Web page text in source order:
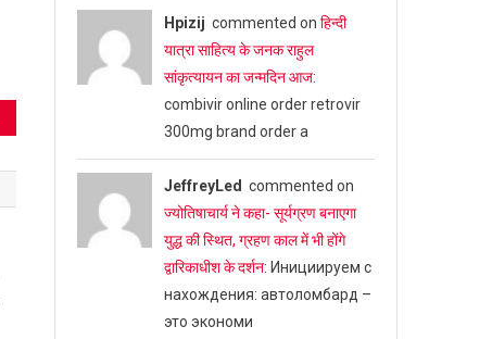
Hpizij commented on हिन्दी
यात्रा साहित्य के जनक राहुल
सांकृत्यायन का जन्‍मदिन आज:
combivir online order retrovir
300mg brand order a
JeffreyLed commented on
ज्योतिषाचार्य ने कहा- सूर्यग्रण बनाएगा
युद्ध की स्थित, ग्रहण काल में भी होंगे
द्वारिकाधीश के दर्शन: Инициируем с
нахождения: автоломбард –
это экономи